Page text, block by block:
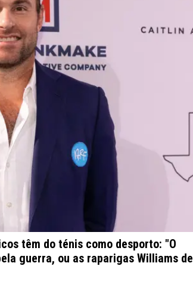
têm do ténis como desporto: "O
guerra, ou as raparigas Williams de